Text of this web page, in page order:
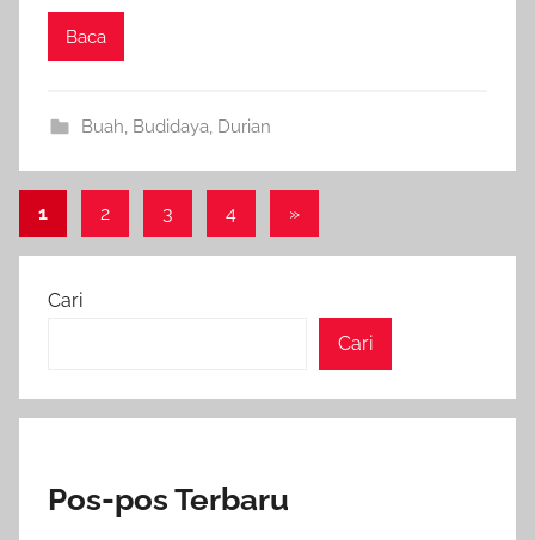
Baca
Buah, Budidaya, Durian
Paginasi
pos
1 2 3 4
Next
»
Cari
Cari
Pos-pos Terbaru